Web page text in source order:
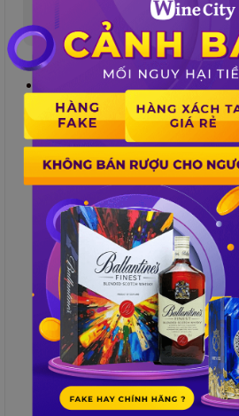
Uống bia có thể dẫn đến dị tật
: Uống
thể gây ra các dị tật bẩm
gồm các vấn đề về hình
thần kinh trung ương, tim
và xương khớp. Một số dị
uống bia gây ra là:
Đầu nhỏ
một tình trạng
đầu thai nhi nhỏ
bình. Điều này
đến sự phát triển
các khó khăn về
giao tiếp.
Khuôn mặt bất